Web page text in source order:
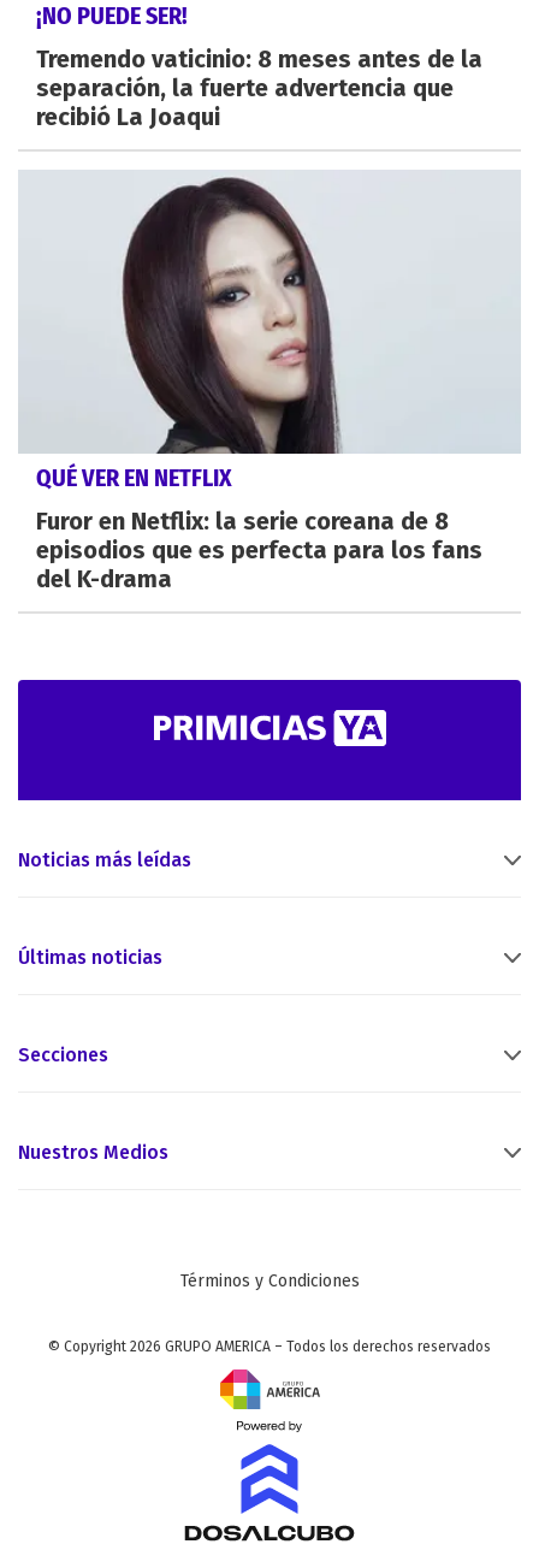
¡NO PUEDE SER!
Tremendo vaticinio: 8 meses antes de la
separación, la fuerte advertencia que
recibió La Joaqui
QUÉ VER EN NETFLIX
Furor en Netflix: la serie coreana de 8
episodios que es perfecta para los fans
del K-drama
Noticias más leídas
Últimas noticias
Secciones
Nuestros Medios
Términos y Condiciones
© Copyright 2026 GRUPO AMERICA – Todos los derechos reservados